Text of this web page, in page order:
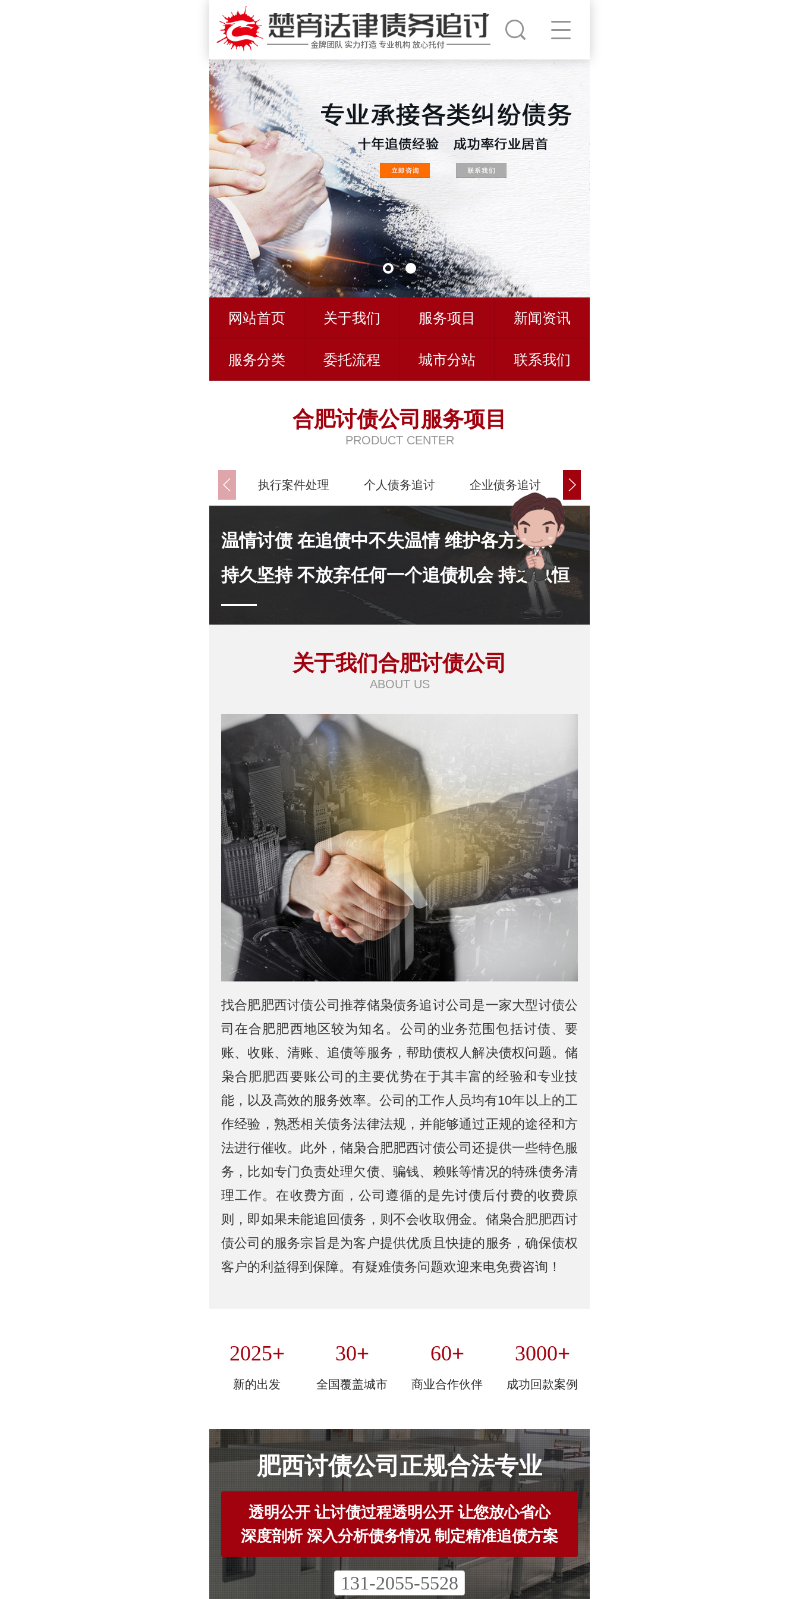
网站首页 关于我们 服务项目 新闻资讯
服务分类 委托流程 城市分站 联系我们
合肥讨债公司服务项目
PRODUCT CENTER
执行案件处理 个人债务追讨 企业债务追讨 商账追讨清欠
温情讨债 在追债中不失温情 维护各方关系
持久坚持 不放弃任何一个追债机会 持之以恒
关于我们合肥讨债公司
ABOUT US
找合肥肥西讨债公司推荐储枭债务追讨公司是一家大型讨债公
司在合肥肥西地区较为知名。公司的业务范围包括讨债、要
账、收账、清账、追债等服务，帮助债权人解决债权问题。储
枭合肥肥西要账公司的主要优势在于其丰富的经验和专业技
能，以及高效的服务效率。公司的工作人员均有10年以上的工
作经验，熟悉相关债务法律法规，并能够通过正规的途径和方
法进行催收。此外，储枭合肥肥西讨债公司还提供一些特色服
务，比如专门负责处理欠债、骗钱、赖账等情况的特殊债务清
理工作。在收费方面，公司遵循的是先讨债后付费的收费原
则，即如果未能追回债务，则不会收取佣金。储枭合肥肥西讨
债公司的服务宗旨是为客户提供优质且快捷的服务，确保债权
客户的利益得到保障。有疑难债务问题欢迎来电免费咨询！
2025+
新的出发
30+
全国覆盖城市
60+
商业合作伙伴
3000+
成功回款案例
肥西讨债公司正规合法专业
透明公开 让讨债过程透明公开 让您放心省心
深度剖析 深入分析债务情况 制定精准追债方案
131-2055-5528